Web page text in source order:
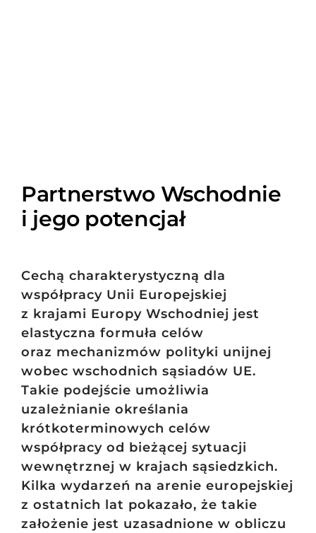
Partnerstwo Wschodnie
i jego potencjał
Cechą charakterystyczną dla
współpracy Unii Europejskiej
z krajami Europy Wschodniej jest
elastyczna formuła celów
oraz mechanizmów polityki unijnej
wobec wschodnich sąsiadów UE.
Takie podejście umożliwia
uzależnianie określania
krótkoterminowych celów
współpracy od bieżącej sytuacji
wewnętrznej w krajach sąsiedzkich.
Kilka wydarzeń na arenie europejskiej
z ostatnich lat pokazało, że takie
założenie jest uzasadnione w obliczu